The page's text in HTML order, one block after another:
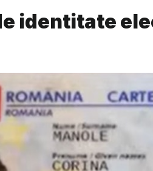
identitate